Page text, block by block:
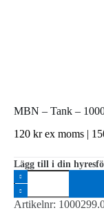
MBN – Tank –
120 krex moms |
Lägg till i din
MBN
-
Tank
-Artikelnr: